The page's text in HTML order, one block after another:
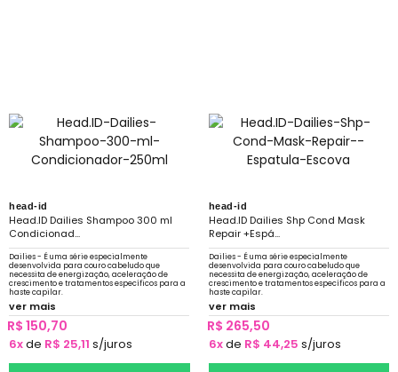
head-id
Head.ID Dailies Shampoo 300 ml
Condicionad...
Dailies - É uma série especialmente
desenvolvida para couro cabeludo que
necessita de energização, aceleração de
crescimento e tratamentos específicos para a
haste capilar.
ver mais
R$ 150,70
6xde R$ 25,11 s/juros
head-id
Head.ID Dailies Shp Cond Mask
Repair +Espá...
Dailies - É uma série especialmente
desenvolvida para couro cabeludo que
necessita de energização, aceleração de
crescimento e tratamentos específicos para a
haste capilar.
ver mais
R$ 265,50
6xde R$ 44,25 s/juros